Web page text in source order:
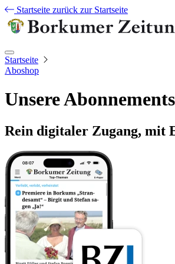
Startseite zurück zur Startseite
Startseite
Aboshop
Unsere Abonnements
Rein digitaler Zugang, mit